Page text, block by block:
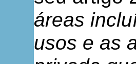
áreas
usos e as